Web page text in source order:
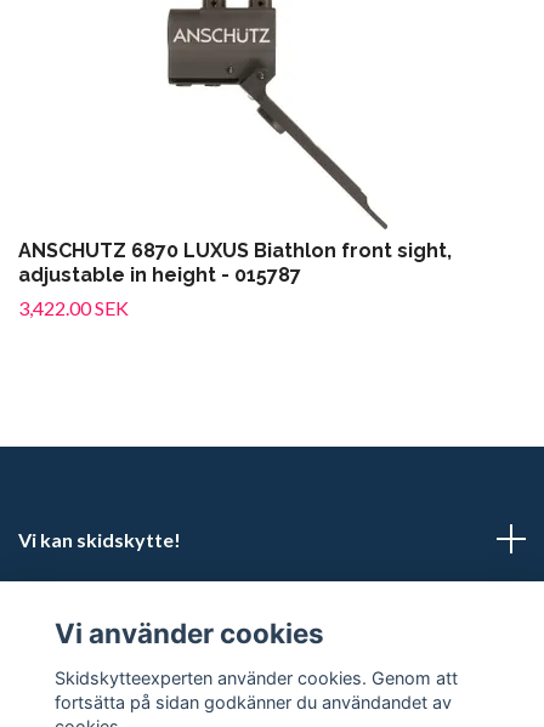
ANSCHUTZ 6870 LUXUS Biathlon front sight,
adjustable in height - 015787
3,422.00 SEK
Vi kan skidskytte!
Sociala medier
Vi använder cookies
Skidskytteexperten använder cookies. Genom att
fortsätta på sidan godkänner du användandet av